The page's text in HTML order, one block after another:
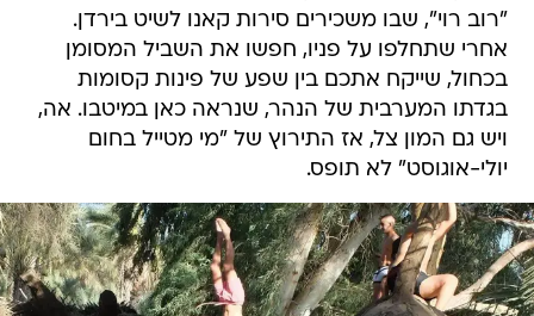
"רוב רוי", שבו משכירים סירות קאנו לשיט בירדן.
אחרי שתחלפו על פניו, חפשו את השביל המסומן
בכחול, שייקח אתכם בין שפע של פינות קסומות
בגדתו המערבית של הנהר, שנראה כאן במיטבו. אה,
ויש גם המון צל, אז התירוץ של "מי מטייל בחום
יולי-אוגוסט" לא תופס.